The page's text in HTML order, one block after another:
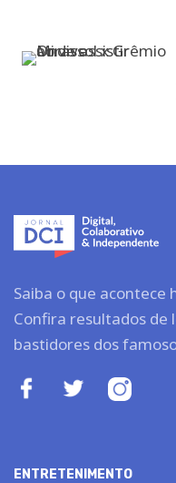
Saiba o que acontece
Confira resultados de
bastidores dos
ENTRETENIMENTO